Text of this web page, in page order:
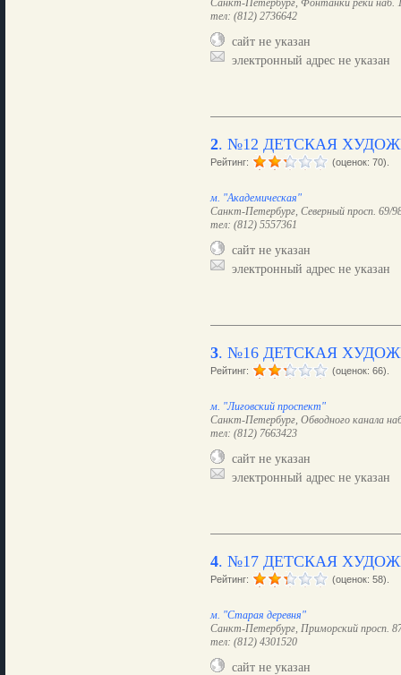
Санкт-Петербург, Фонтанки реки наб.
тел: (812) 2736642
сайт не указан
электронный адрес не указан
2. №12 ДЕТСКАЯ
Рейтинг: (оценок: 70).
м. "Академическая"
Санкт-Петербург, Северный просп. 69/
тел: (812) 5557361
сайт не указан
электронный адрес не указан
3. №16 ДЕТСКАЯ
Рейтинг: (оценок: 66).
м. "Лиговский проспект"
Санкт-Петербург, Обводного канала
тел: (812) 7663423
сайт не указан
электронный адрес не указан
4. №17 ДЕТСКАЯ
Рейтинг: (оценок: 58).
м. "Старая деревня"
Санкт-Петербург, Приморский просп.
тел: (812) 4301520
сайт не указан